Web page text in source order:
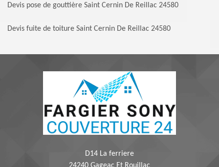
Devis pose de gouttière Saint Cernin De Reillac 24580
Devis fuite de toiture Saint Cernin De Reillac 24580
D14 La ferriere